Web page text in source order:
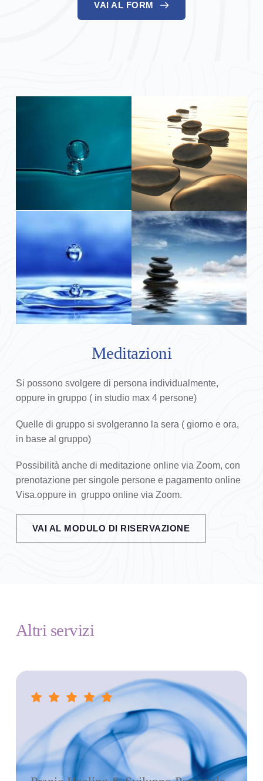
VAI AL FORM
Meditazioni
Si possono svolgere di persona individualmente,
oppure in gruppo ( in studio max 4 persone)
Quelle di gruppo si svolgeranno la sera ( giorno e ora,
in base al gruppo)
Possibilità anche di meditazione online via Zoom, con
prenotazione per singole persone e pagamento online
Visa.oppure in  gruppo online via Zoom.
VAI AL MODULO DI RISERVAZIONE
Altri servizi